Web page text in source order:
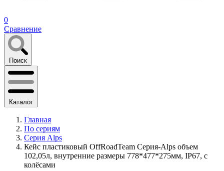
0
Сравнение
Поиск
Каталог
Главная
По сериям
Серия Alps
Кейс пластиковый OffRoadTeam Серия-Alps объем
102,05л, внутренние размеры 778*477*275мм, IP67, с
колёсами